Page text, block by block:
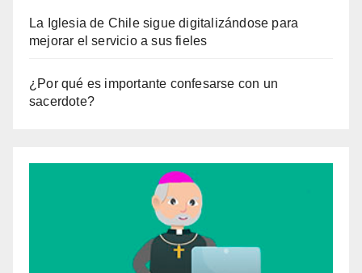
La Iglesia de Chile sigue digitalizándose para
mejorar el servicio a sus fieles
¿Por qué es importante confesarse con un
sacerdote?